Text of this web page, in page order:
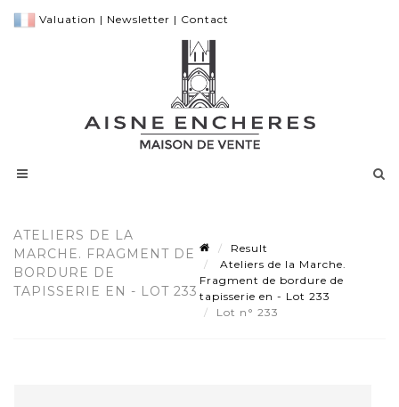
Valuation | Newsletter | Contact
ATELIERS DE LA
MARCHE. FRAGMENT DE
BORDURE DE
TAPISSERIE EN - LOT 233
Result
Ateliers de la Marche.
Fragment de bordure de
tapisserie en - Lot 233
Lot n° 233